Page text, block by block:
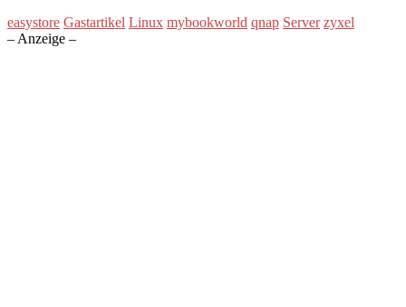
easystore Gastartikel Linux mybookworld qnap Server zyxel
– Anzeige –